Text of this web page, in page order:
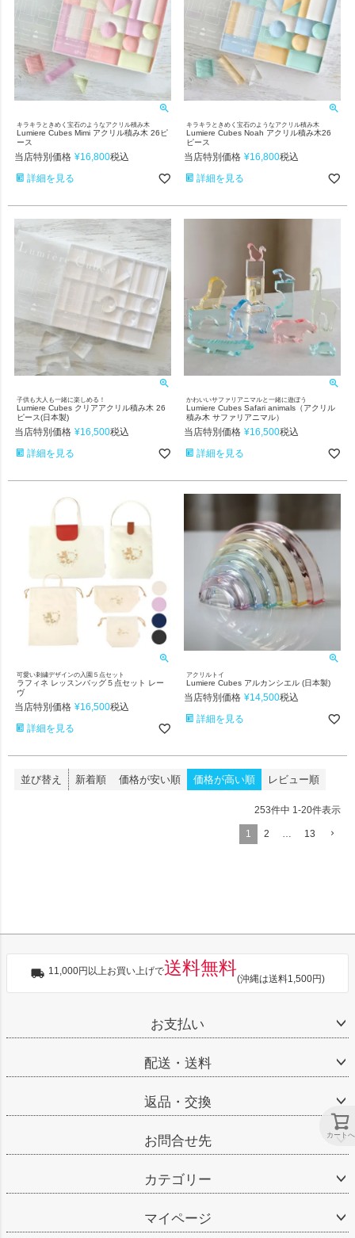
キラキラときめく宝石のようなアクリル積み木
Lumiere Cubes Mimi アクリル積み木 26ピ
ース
当店特別価格 ¥16,800税込
詳細を見る
キラキラときめく宝石のようなアクリル積み木
Lumiere Cubes Noah アクリル積み木26
ピース
当店特別価格 ¥16,800税込
詳細を見る
子供も大人も一緒に楽しめる！
Lumiere Cubes クリアアクリル積み木 26
ピース(日本製)
当店特別価格 ¥16,500税込
詳細を見る
かわいいサファリアニマルと一緒に遊ぼう
Lumiere Cubes Safari animals（アクリル
積み木 サファリアニマル）
当店特別価格 ¥16,500税込
詳細を見る
可愛い刺繍デザインの入園５点セット
ラフィネ レッスンバッグ５点セット レー
ヴ
当店特別価格 ¥16,500税込
詳細を見る
アクリルトイ
Lumiere Cubes アルカンシエル (日本製)
当店特別価格 ¥14,500税込
詳細を見る
並び替え 新着順 価格が安い順 価格が高い順 レビュー順
253件中 1-20件表示
1 2 … 13
カートへ
11,000円以上お買い上げで送料無料
(沖縄は送料1,500円)
お支払い
配送・送料
返品・交換
お問合せ先
カテゴリー
マイページ